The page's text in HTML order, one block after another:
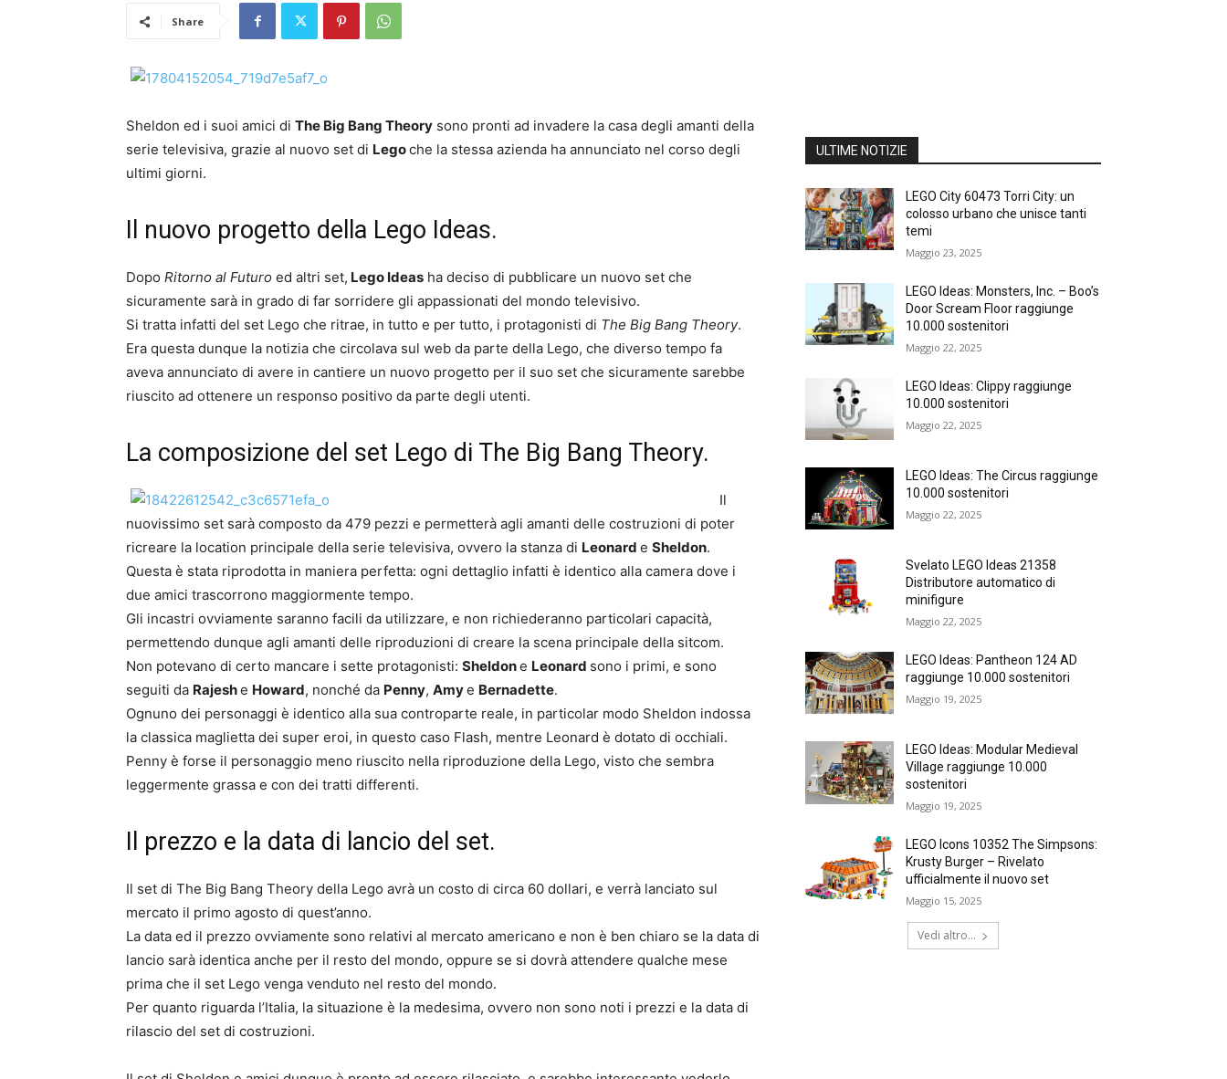
Share
Sheldon ed i suoi amici di The Big Bang Theory sono pronti ad invadere la casa degli amanti della
serie televisiva, grazie al nuovo set di Legoche la stessa azienda ha annunciato nel corso degli
ultimi giorni.
Il nuovo progetto della Lego Ideas.
Dopo Ritorno al Futuro ed altri set, Lego Ideas ha deciso di pubblicare un nuovo set che
sicuramente sarà in grado di far sorridere gli appassionati del mondo televisivo.
Si tratta infatti del set Lego che ritrae, in tutto e per tutto, i protagonisti di The Big Bang Theory.
Era questa dunque la notizia che circolava sul web da parte della Lego, che diverso tempo fa
aveva annunciato di avere in cantiere un nuovo progetto per il suo set che sicuramente sarebbe
riuscito ad ottenere un responso positivo da parte degli utenti.
La composizione del set Lego di The Big Bang Theory.
Il
nuovissimo set sarà composto da 479 pezzi e permetterà agli amanti delle costruzioni di poter
ricreare la location principale della serie televisiva, ovvero la stanza di Leonard e Sheldon.
Questa è stata riprodotta in maniera perfetta: ogni dettaglio infatti è identico alla camera dove i
due amici trascorrono maggiormente tempo.
Gli incastri ovviamente saranno facili da utilizzare, e non richiederanno particolari capacità,
permettendo dunque agli amanti delle riproduzioni di creare la scena principale della sitcom.
Non potevano di certo mancare i sette protagonisti: Sheldone Leonard sono i primi, e sono
seguiti da Rajeshe Howard, nonché da Penny, Amye Bernadette.
Ognuno dei personaggi è identico alla sua controparte reale, in particolar modo Sheldon indossa
la classica maglietta dei super eroi, in questo caso Flash, mentre Leonard è dotato di occhiali.
Penny è forse il personaggio meno riuscito nella riproduzione della Lego, visto che sembra
leggermente grassa e con dei tratti differenti.
Il prezzo e la data di lancio del set.
Il set di The Big Bang Theory della Lego avrà un costo di circa 60 dollari, e verrà lanciato sul
mercato il primo agosto di quest’anno.
La data ed il prezzo ovviamente sono relativi al mercato americano e non è ben chiaro se la data di
lancio sarà identica anche per il resto del mondo, oppure se si dovrà attendere qualche mese
prima che il set Lego venga venduto nel resto del mondo.
Per quanto riguarda l’Italia, la situazione è la medesima, ovvero non sono noti i prezzi e la data di
rilascio del set di costruzioni.
ULTIME NOTIZIE
LEGO City 60473 Torri City: un
colosso urbano che unisce tanti
temi
Maggio 23, 2025
LEGO Ideas: Monsters, Inc. – Boo’s
Door Scream Floor raggiunge
10.000 sostenitori
Maggio 22, 2025
LEGO Ideas: Clippy raggiunge
10.000 sostenitori
Maggio 22, 2025
LEGO Ideas: The Circus raggiunge
10.000 sostenitori
Maggio 22, 2025
Svelato LEGO Ideas 21358
Distributore automatico di
minifigure
Maggio 22, 2025
LEGO Ideas: Pantheon 124 AD
raggiunge 10.000 sostenitori
Maggio 19, 2025
LEGO Ideas: Modular Medieval
Village raggiunge 10.000
sostenitori
Maggio 19, 2025
LEGO Icons 10352 The Simpsons:
Krusty Burger – Rivelato
ufficialmente il nuovo set
Maggio 15, 2025
Vedi altro...